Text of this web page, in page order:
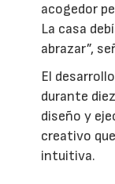
acogedor
La casa
abrazar”,
El
durante
diseño y
creativo
intuitiva.